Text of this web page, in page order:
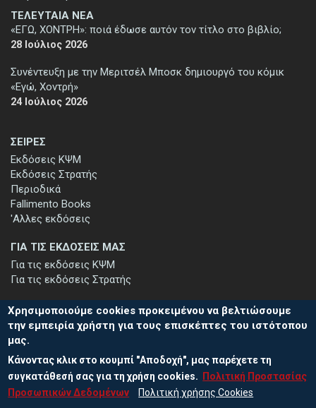
ΣΕΙΡΕΣ
Εκδόσεις ΚΨΜ
Εκδόσεις Στρατής
Περιοδικά
Fallimento Books
'Αλλες εκδόσεις
ΤΕΛΕΥΤΑΙΑ ΝΕΑ
«ΕΓΩ, ΧΟΝΤΡΗ»: ποιά έδωσε αυτόν τον τίτλο στο βιβλίο;
28 Ιούλιος 2026
Συνέντευξη με την Μεριτσέλ Μποσκ δημιουργό του κόμικ
«Εγώ, Χοντρή»
24 Ιούλιος 2026
ΓΙΑ ΤΙΣ ΕΚΔΟΣΕΙΣ ΜΑΣ
Για τις εκδόσεις ΚΨΜ
Για τις εκδόσεις Στρατής
ΕΓΓΡΑΦΗ ΣΤΟ ΕΝΗΜΕΡΩΤΙΚΟ ΔΕΛΤΙΟ
Μείνετε ενημερωμένοι για τις νέες εκδόσεις μας και τις εκδηλώσεις
μας - εγγραφείτε στο ενημερωτικό μας δελτίο.
Χρησιμοποιούμε cookies προκειμένου να βελτιώσουμε
την εμπειρία χρήστη για τους επισκέπτες του ιστότοπου
μας.
Κάνοντας κλικ στο κουμπί "Αποδοχή", μας παρέχετε τη
συγκατάθεσή σας για τη χρήση cookies.
Πολιτική Προστασίας
Προσωπικών Δεδομένων
Πολιτική χρήσης Cookies